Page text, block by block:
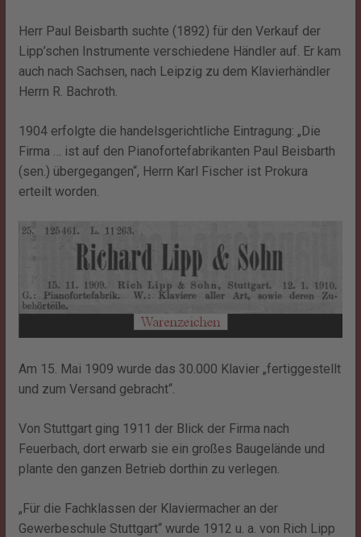
Herr Paul Beisbarth suchte (1892) für den Verkauf der
Lipp’schen Instrumente verschiedene Händler auf. Er kam
auch nach Sachsen, nach Leipzig zu dem Klavierhändler
Herrn R. Bachroth.
1904 erfolgte die handelsgerichtliche Eintragung: „Die
Firma … ist auf den Pianofortefabrikanten Paul Beisbarth
(sen.) übergegangen“, Herrn Karl Fischer ist Prokura
erteilt worden.
Am 15. Mai 1909 wurde das 30.000 Klavier „fertiggestellt
und zum Versand gebracht“.
Von Stuttgart ging 1911 der Blick der Firma nach
Feuerbach, dort erwarb sie ein großes Baugelände und
plante den ganzen Betrieb dorthin zu verlegen.
„Für die Fachklassen der Klaviermacher an der
Gewerbeschule Stuttgart“ wurde 1912 u. a. von Rich Lipp